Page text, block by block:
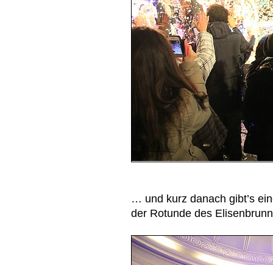
… und kurz danach gibt’s
der Rotunde des